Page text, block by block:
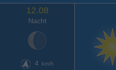
12.08
Nacht
4 km/h